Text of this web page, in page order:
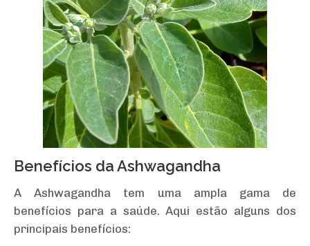
Benefícios da Ashwagandha
A Ashwagandha tem uma ampla gama de
benefícios para a saúde. Aqui estão alguns dos
principais benefícios: